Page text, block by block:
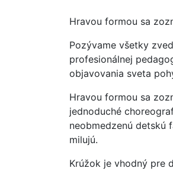
Hravou formou sa
Pozývame všetky
profesionálnej
objavovania sveta
Hravou formou sa
jednoduché
neobmedzenú detskú
milujú.
Krúžok je vhodný pre